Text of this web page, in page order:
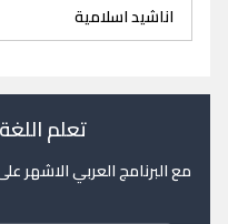
اناشيد اسلامية
تعلم
مع البرنامج العربي الاشهر على